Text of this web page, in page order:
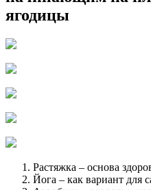
ягодицы
Растяжка – основа
Йога – как вариант для